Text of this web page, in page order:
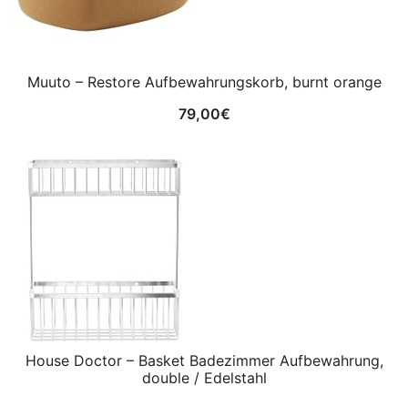
Muuto – Restore Aufbewahrungskorb, burnt orange
79,00€
House Doctor – Basket Badezimmer Aufbewahrung,
double / Edelstahl